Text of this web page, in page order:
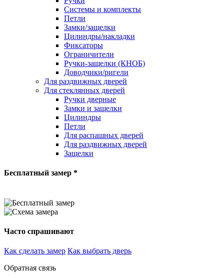
Системы и комплекты
Петли
Замки/защелки
Цилиндры/накладки
Фиксаторы
Ограничители
Ручки-защелки (КНОБ)
Доводчики/ригели
Для раздвижных дверей
Для стеклянных дверей
Ручки дверные
Замки и защелки
Цилиндры
Петли
Для распашных дверей
Для раздвижных дверей
Защелки
Бесплатный замер *
Часто спрашивают
Как сделать замер Как выбрать дверь
Обратная связь